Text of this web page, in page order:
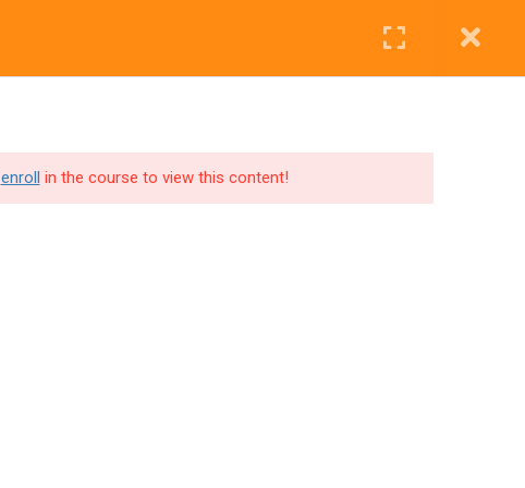
Mon compte
enroll in the course to view this content!